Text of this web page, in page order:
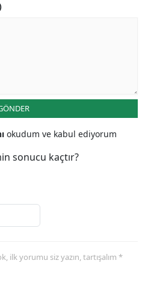
okudum ve kabul ediyorum
sonucu kaçtır?
ilk yorumu siz yazın, tartışalım *